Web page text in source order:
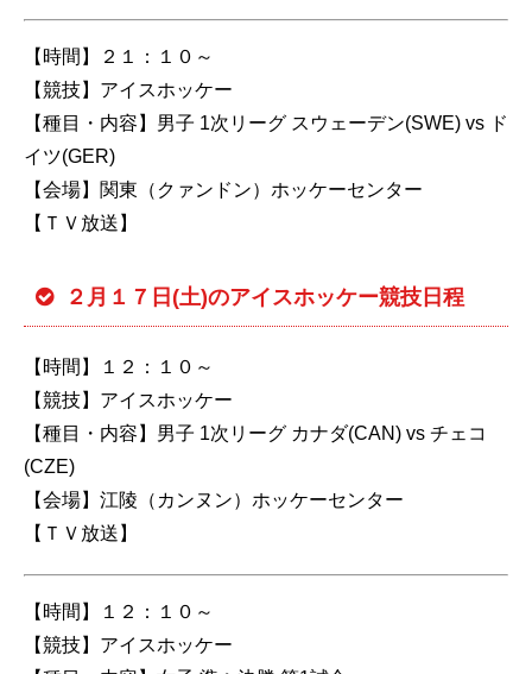
【時間】２１：１０～
【競技】アイスホッケー
【種目・内容】男子 1次リーグ スウェーデン(SWE) vs ド
イツ(GER)
【会場】関東（クァンドン）ホッケーセンター
【ＴＶ放送】
２月１７日(土)のアイスホッケー競技日程
【時間】１２：１０～
【競技】アイスホッケー
【種目・内容】男子 1次リーグ カナダ(CAN) vs チェコ
(CZE)
【会場】江陵（カンヌン）ホッケーセンター
【ＴＶ放送】
【時間】１２：１０～
【競技】アイスホッケー